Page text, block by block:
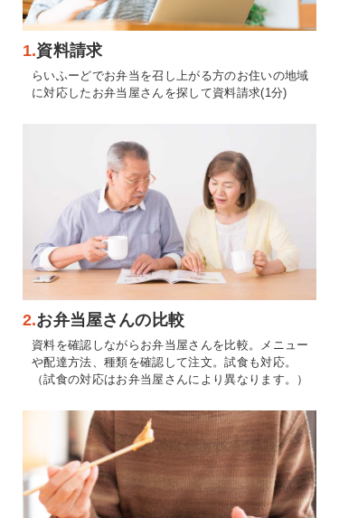
1.資料請求
らいふーどでお弁当を召し上がる方のお住いの地域
に対応したお弁当屋さんを探して資料請求(1分)
2.お弁当屋さんの比較
資料を確認しながらお弁当屋さんを比較。メニュー
や配達方法、種類を確認して注文。試食も対応。
（試食の対応はお弁当屋さんにより異なります。）